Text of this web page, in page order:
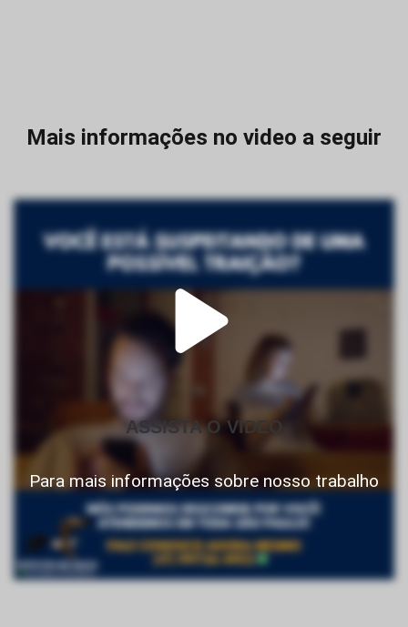
Mais informações no video a seguir
ASSISTA O VIDEO
Para mais informações sobre nosso trabalho